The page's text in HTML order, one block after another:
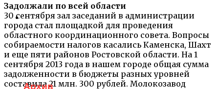
Задолжали по всей области
30 сентября зал заседаний в администрации
города стал площадкой для проведения
областного координационного совета. Вопросы
собираемости налогов касались Каменска, Шахт
и еще пяти районов Ростовской области. На 1
сентября 2013 года в нашем городе общая сумма
задолженности в бюджеты разных уровней
составила 21 млн. 300 рублей. Молокозавод
Архив